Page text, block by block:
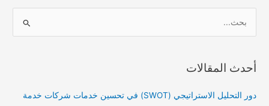
ح
أحدث المقالات
دور التحليل الاستراتيجي (SWOT) في تحسين خدمات شركات خدمة